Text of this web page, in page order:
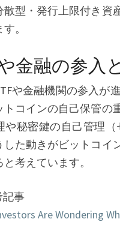
散型・発行上限付き資
。
金融の参入
や金融機関の参入が
トコインの自己保管の
や秘密鍵の自己管理
した動きがビットコイ
考えています。
記事
Are Wondering